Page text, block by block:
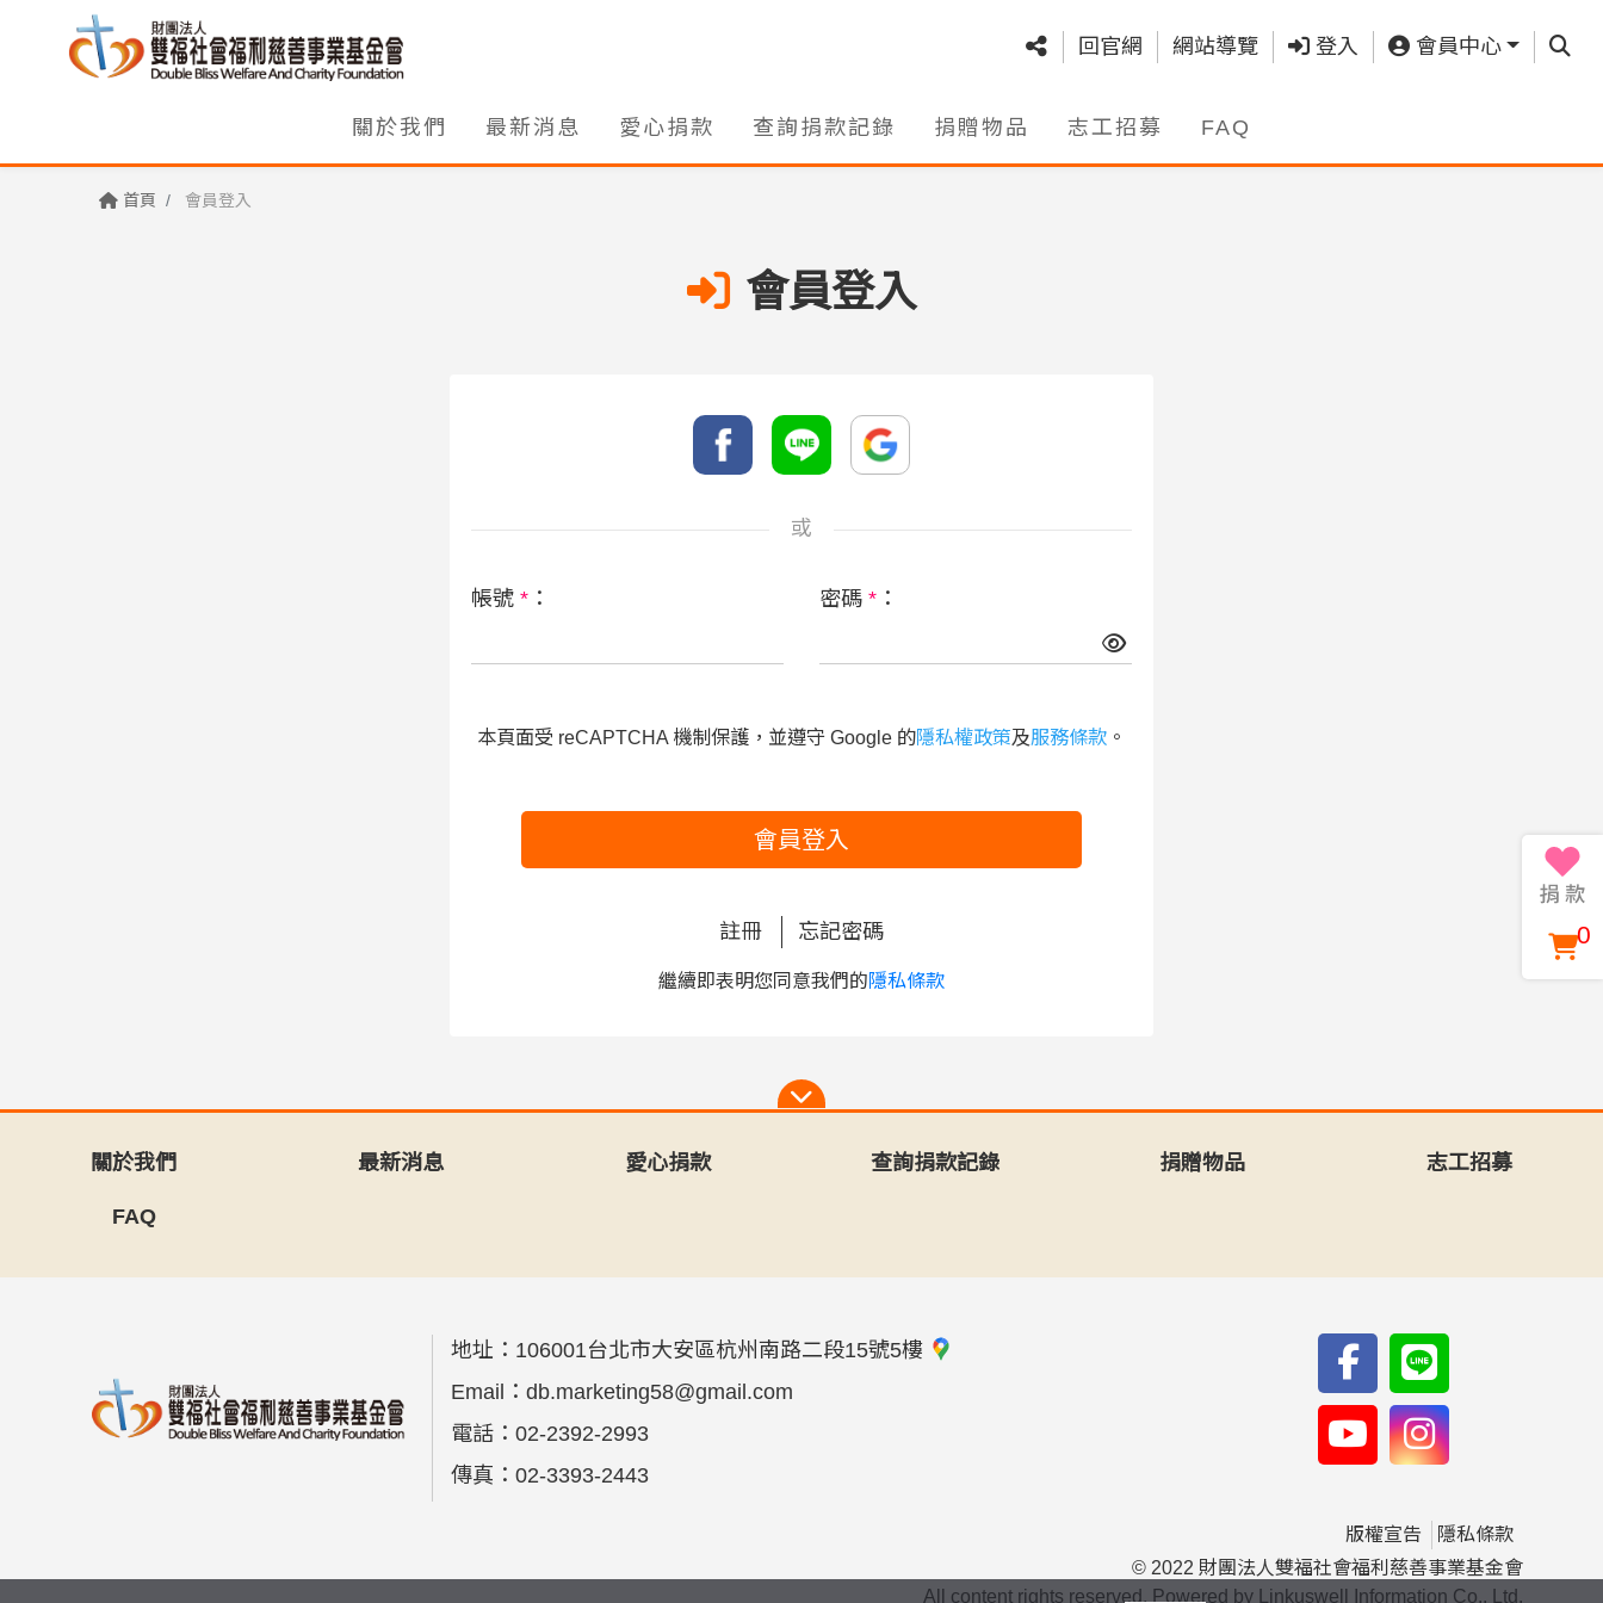
回官網 網站導覽 登入 會員中心 查詢
關於我們 最新消息 愛心捐款 查詢捐款記錄 捐贈物品 志工招募 FAQ
首頁 會員登入
會員登入
或
帳號 * ： 密碼 * ：
本頁面受 reCAPTCHA 機制保護，並遵守 Google 的隱私權政策及服務條款 。
會員登入
註冊 忘記密碼
繼續即表明您同意我們的隱私條款
關於我們 最新消息 愛心捐款 查詢捐款記錄 捐贈物品 志工招募
FAQ
地址： 106001台北市大安區杭州南路二段15號5樓
Email： db.marketing58@gmail.com
電話： 02-2392-2993
傳真： 02-3393-2443
版權宣告
隱私條款
© 2022 財團法人雙福社會福利慈善事業基金會
All content rights reserved. Powered by Linkuswell Information Co., Ltd.
0